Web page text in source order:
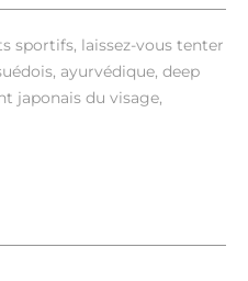
sportifs, laissez-vous tenter
ayurvédique, deep
japonais du visage,